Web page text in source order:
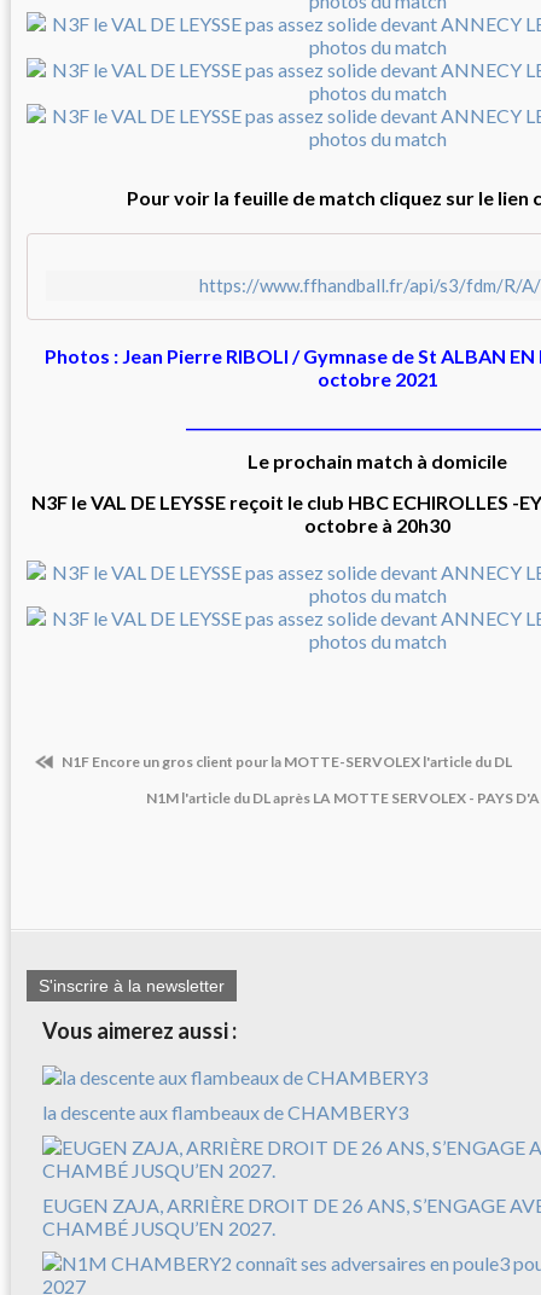
Pour voir la feuille de match cliquez sur le lien
https://www.ffhandball.fr/api/s3/fdm/R/
Photos : Jean Pierre RIBOLI / Gymnase de St ALBAN EN
octobre 2021
Le prochain match à domicile
N3F le VAL DE LEYSSE reçoit le club HBC ECHIROLLES
octobre à 20h30
N1F Encore un gros client pour la MOTTE-SERVOLEX l'article du DL
N1M l'article du DL après LA MOTTE SERVOLEX - PAYS
S'inscrire à la newsletter
Vous aimerez aussi :
la descente aux flambeaux de CHAMBERY3
EUGEN ZAJA, ARRIÈRE DROIT DE 26 ANS, S’ENGAGE
CHAMBÉ JUSQU’EN 2027.